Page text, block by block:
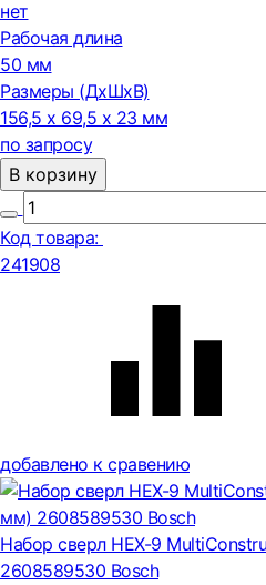
нет
Рабочая длина
50 мм
Размеры (ДxШxВ)
156,5 x 69,5 x 23 мм
по запросу
В корзину
Код товара:
241908
добавлено к сравению
Набор сверл HEX-9
2608589530 Bosch